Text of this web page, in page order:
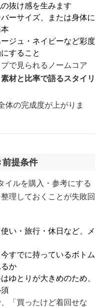
抜け感を生みます
ーサイズ、または身体に
ジュ・ネイビーなど彩度
すること
で見られるノームコア
素材と比率で語るスタイリ
体の完成度が上がりま
提条件
イルを購入・参考にする
理しておくことが失敗回
い・旅行・休日など、メ
すでに持っているボトム
か
ゆとりが大きめのため、
「買ったけど着回せな